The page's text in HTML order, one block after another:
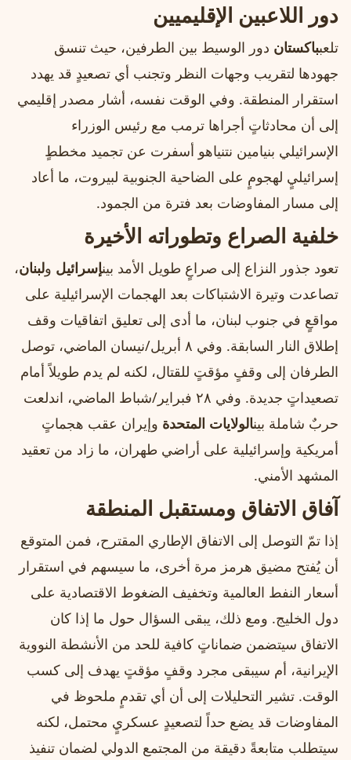
دور اللاعبين الإقليميين
تلعبباكستان دور الوسيط بين الطرفين، حيث تنسق
جهودها لتقريب وجهات النظر وتجنب أي تصعيدٍ قد يهدد
استقرار المنطقة. وفي الوقت نفسه، أشار مصدر إقليمي
إلى أن محادثاتٍ أجراها ترمب مع رئيس الوزراء
الإسرائيلي بنيامين نتنياهو أسفرت عن تجميد مخططٍ
إسرائيليٍ لهجومٍ على الضاحية الجنوبية لبيروت، ما أعاد
إلى مسار المفاوضات بعد فترة من الجمود.
خلفية الصراع وتطوراته الأخيرة
تعود جذور النزاع إلى صراعٍ طويل الأمد بينإسرائيل ولبنان،
تصاعدت وتيرة الاشتباكات بعد الهجمات الإسرائيلية على
مواقعٍ في جنوب لبنان، ما أدى إلى تعليق اتفاقيات وقف
إطلاق النار السابقة. وفي ٨ أبريل/نيسان الماضي، توصل
الطرفان إلى وقفٍ مؤقتٍ للقتال، لكنه لم يدم طويلاً أمام
تصعيداتٍ جديدة. وفي ٢٨ فبراير/شباط الماضي، اندلعت
حربٌ شاملة بينالولايات المتحدة وإيران عقب هجماتٍ
أمريكية وإسرائيلية على أراضي طهران، ما زاد من تعقيد
المشهد الأمني.
آفاق الاتفاق ومستقبل المنطقة
إذا تمّ التوصل إلى الاتفاق الإطاري المقترح، فمن المتوقع
أن يُفتح مضيق هرمز مرة أخرى، ما سيسهم في استقرار
أسعار النفط العالمية وتخفيف الضغوط الاقتصادية على
دول الخليج. ومع ذلك، يبقى السؤال حول ما إذا كان
الاتفاق سيتضمن ضماناتٍ كافية للحد من الأنشطة النووية
الإيرانية، أم سيبقى مجرد وقفٍ مؤقتٍ يهدف إلى كسب
الوقت. تشير التحليلات إلى أن أي تقدمٍ ملحوظ في
المفاوضات قد يضع حداً لتصعيدٍ عسكريٍ محتمل، لكنه
سيتطلب متابعةً دقيقة من المجتمع الدولي لضمان تنفيذ